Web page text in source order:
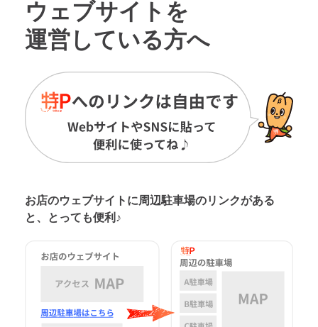
ウェブサイトを
運営している方へ
お店のウェブサイトに周辺駐車場のリンクがある
と、とっても便利♪